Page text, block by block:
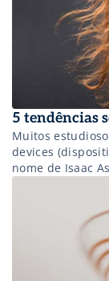
5 tendências
Muitos
devices
nome de Isaac